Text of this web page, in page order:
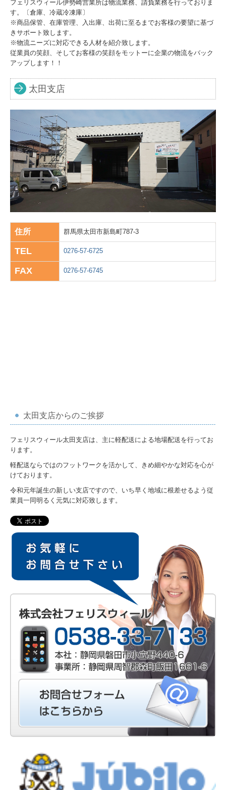
フェリスウィール伊勢崎営業所は物流業務、請負業務を行っておりま
す。〔倉庫、冷蔵冷凍庫〕
※商品保管、在庫管理、入出庫、出荷に至るまでお客様の要望に基づ
きサポート致します。
※物流ニーズに対応できる人材を紹介致します。
従業員の笑顔、そしてお客様の笑顔をモットーに企業の物流をバック
アップします！！
太田支店
住所 群馬県太田市新島町787-3
TEL 0276-57-6725
FAX 0276-57-6745
太田支店からのご挨拶
フェリスウィール太田支店は、主に軽配送による地場配送を行ってお
ります。
軽配送ならではのフットワークを活かして、きめ細やかな対応を心が
けております。
令和元年誕生の新しい支店ですので、いち早く地域に根差せるよう従
業員一同明るく元気に対応致します。